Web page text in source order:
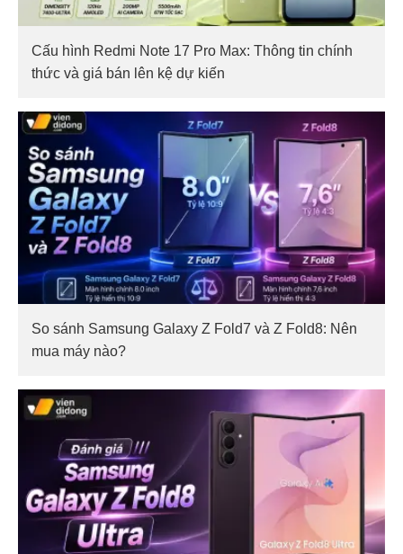
Cấu hình Redmi Note 17 Pro Max: Thông tin chính
thức và giá bán lên kệ dự kiến
So sánh Samsung Galaxy Z Fold7 và Z Fold8: Nên
mua máy nào?